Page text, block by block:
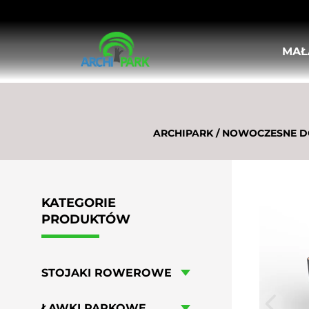
STOJAKI ROWEROWE
DONICE MIEJSKIE
OSŁONY PIONOWE DO DRZEW
POPIELNICE
MEBLE OGRODOWO-PIKNIKOWE
ARCHIPARK/ NOWOCZESNE
KATEGORIE
PRODUKTÓW
STOJAKI ROWEROWE